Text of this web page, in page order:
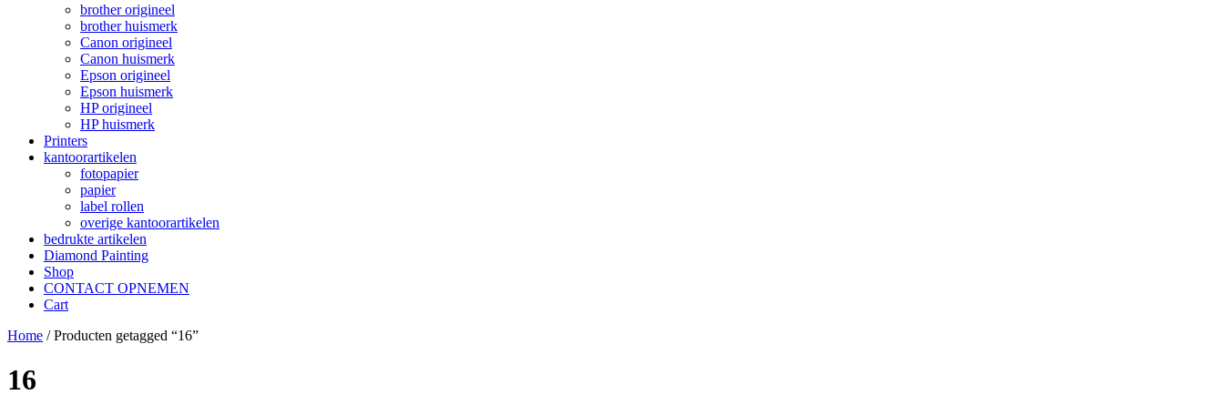
brother origineel
brother huismerk
Canon origineel
Canon huismerk
Epson origineel
Epson huismerk
HP origineel
HP huismerk
Printers
kantoorartikelen
fotopapier
papier
label rollen
overige kantoorartikelen
bedrukte artikelen
Diamond Painting
Shop
CONTACT OPNEMEN
Cart
Home / Producten getagged “16”
16